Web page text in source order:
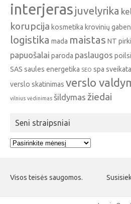
interjeras juvelyrika
korupcija kosmetika krovinių
logistika mada maistas NT
papuošalai paroda paslaugos
SAS saules energetika SEO spa sveikata
verslo skatinimas verslo
vilnius vėdinimas šildymas žiedai
Seni straipsniai
Seni
Visos teisės saugomos.